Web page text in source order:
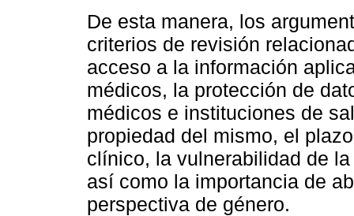
De esta manera, los
criterios de revisión
acceso a la información
médicos, la protección de
médicos e instituciones de
propiedad del mismo, el
clínico, la vulnerabilidad de
así como la importancia de
perspectiva de género.